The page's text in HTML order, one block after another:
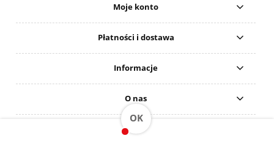
Moje konto
Płatności i dostawa
Informacje
O nas
DO POBRANIA
OK